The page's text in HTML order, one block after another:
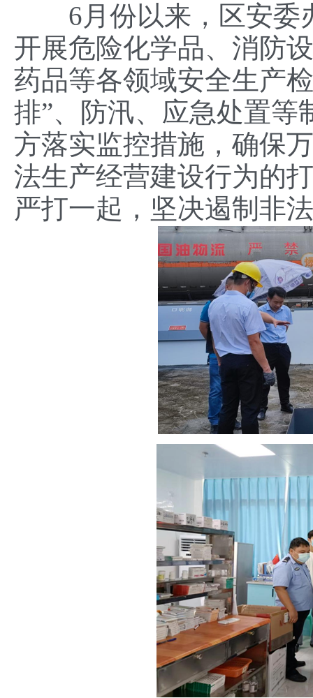
6月份以来，区安委
开展危险化学品、消防
药品等各领域安全生产
排”、防汛、应急处置等
方落实监控措施，确保
法生产经营建设行为的
严打一起，坚决遏制非